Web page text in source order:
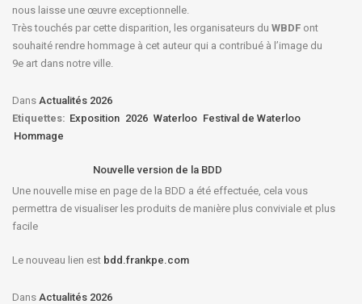
nous laisse une œuvre exceptionnelle.
Très touchés par cette disparition, les organisateurs du WBDF ont
souhaité rendre hommage à cet auteur qui a contribué à l’image du
9e art dans notre ville.
Dans Actualités 2026
Etiquettes: Exposition 2026 Waterloo Festival de Waterloo
Hommage
Nouvelle version de la BDD
Une nouvelle mise en page de la BDD a été effectuée, cela vous
permettra de visualiser les produits de manière plus conviviale et plus
facile
Le nouveau lien est bdd.frankpe.com
Dans Actualités 2026